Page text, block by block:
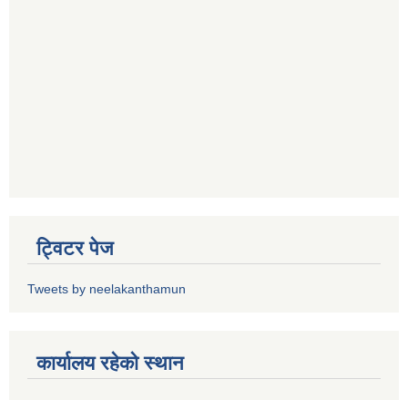
ट्विटर पेज
Tweets by neelakanthamun
कार्यालय रहेको स्थान